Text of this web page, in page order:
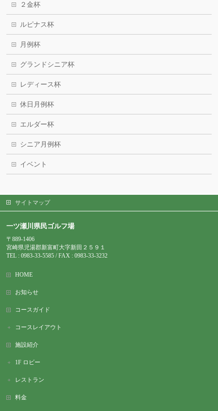
２金杯
ルピナス杯
月例杯
グランドシニア杯
レディース杯
休日月例杯
エルダー杯
シニア月例杯
イベント
サイトマップ
一ツ瀬川県民ゴルフ場
〒889-1406
宮崎県児湯郡新富町大字新田２５９１
TEL : 0983-33-5585 / FAX : 0983-33-3232
HOME
お知らせ
コースガイド
コースレイアウト
施設紹介
1F ロビー
レストラン
料金